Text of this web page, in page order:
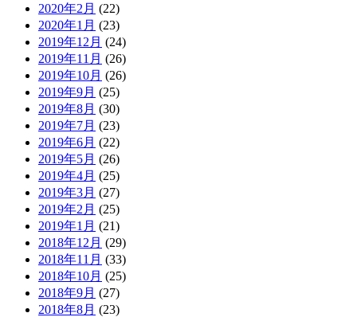
2020年2月 (22)
2020年1月 (23)
2019年12月 (24)
2019年11月 (26)
2019年10月 (26)
2019年9月 (25)
2019年8月 (30)
2019年7月 (23)
2019年6月 (22)
2019年5月 (26)
2019年4月 (25)
2019年3月 (27)
2019年2月 (25)
2019年1月 (21)
2018年12月 (29)
2018年11月 (33)
2018年10月 (25)
2018年9月 (27)
2018年8月 (23)